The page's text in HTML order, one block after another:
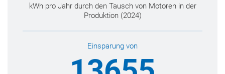
kWh pro Jahr durch den Tausch von Motoren in der
Produktion (2024)
Einsparung von